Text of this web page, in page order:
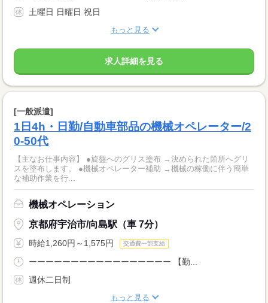
土曜日 日曜日 祝日
もっと見る
求人詳細を見る
[一般派遣]
1日4h・日勤/自動車部品の機械オペレーター/2
0-50代
【主なお仕事内容】 ●旋盤へのグリス塗布 →決められた箇所へグリ
スを塗布します。 ●機械オペレーター補助 →機械の稼働に伴う簡単
な補助作業を行...
機械オペレーション
京都府宇治市/向島駅（車 7分）
時給1,260円～1,575円 交通費一部支給
ーーーーーーーーーーーーーーーーー 【勤...
週休二日制
もっと見る